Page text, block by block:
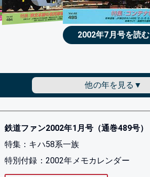
2002年7月号を読む
他の年を見る
鉄道ファン2002年1月号（通巻489号）
特集：キハ58系一族
特別付録：2002年メモカレンダー